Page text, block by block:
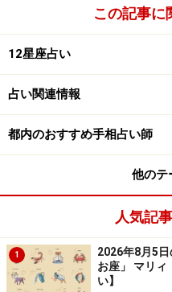
＞【過去の運勢】を見る
この記事に
12星座占い
占い関連情報
都内のおすすめ手相占い師
他のテ
人気記
1
2026年8月5
お座」 マリィ
い】